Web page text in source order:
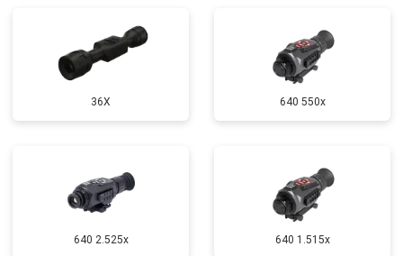
36X 640 550x
640 2.525x 640 1.515x